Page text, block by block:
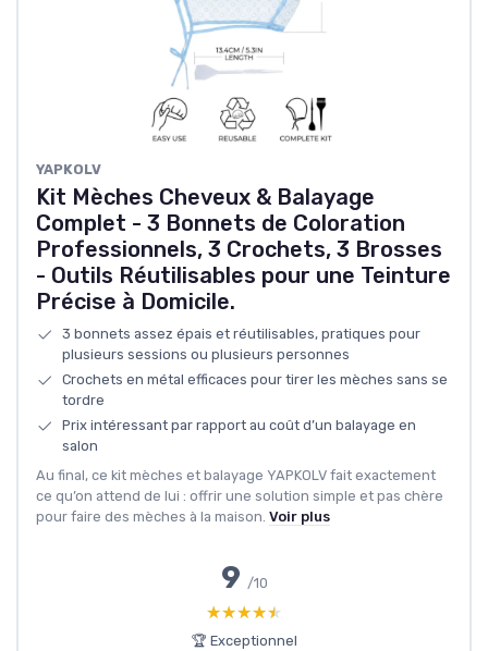
‎YAPKOLV
Kit Mèches Cheveux & Balayage
Complet - 3 Bonnets de Coloration
Professionnels, 3 Crochets, 3 Brosses
- Outils Réutilisables pour une Teinture
Précise à Domicile.
3 bonnets assez épais et réutilisables, pratiques pour
plusieurs sessions ou plusieurs personnes
Crochets en métal efficaces pour tirer les mèches sans se
tordre
Prix intéressant par rapport au coût d’un balayage en
salon
Au final, ce kit mèches et balayage YAPKOLV fait exactement
ce qu’on attend de lui : offrir une solution simple et pas chère
pour faire des mèches à la maison. Voir plus
9 /10
★★★★★
★★★★★
🏆 Exceptionnel